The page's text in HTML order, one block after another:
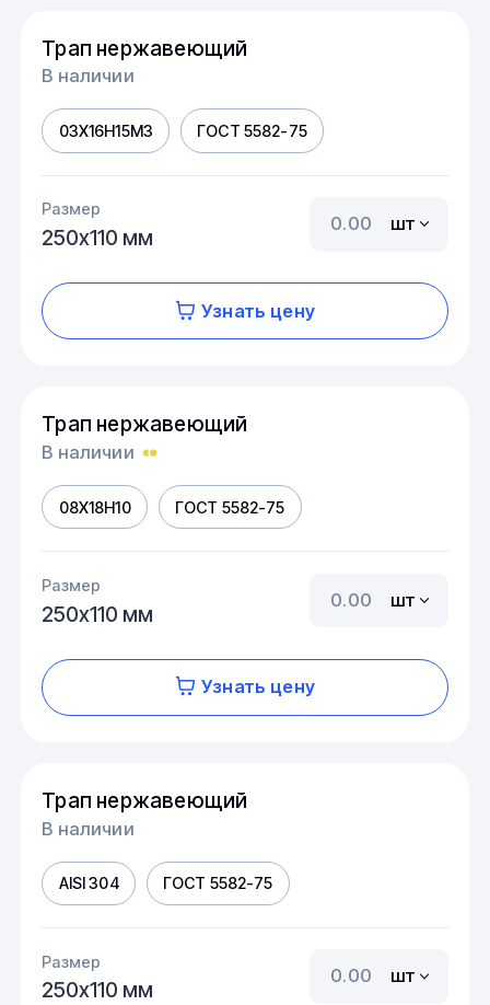
Трап нержавеющий
В наличии
03Х16Н15М3 ГОСТ 5582-75
Размер
250х110 мм
шт
Узнать цену
Трап нержавеющий
В наличии
08Х18Н10 ГОСТ 5582-75
Размер
250х110 мм
шт
Узнать цену
Трап нержавеющий
В наличии
AISI 304 ГОСТ 5582-75
Размер
250х110 мм
шт